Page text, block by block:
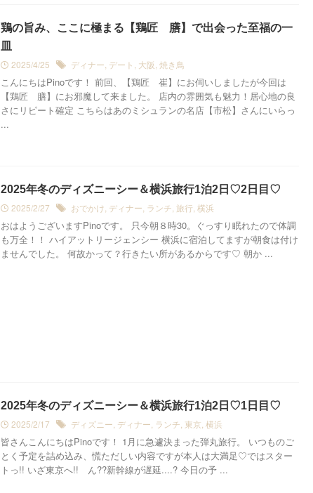
鶏の旨み、ここに極まる【鶏匠 膳】で出会った至福の一
皿
2025/4/25
ディナー, デート , 大阪, 焼き鳥
こんにちはPinoです！ 前回、【鶏匠 崔】にお伺いしましたが今回は
【鶏匠 膳】にお邪魔して来ました。 店内の雰囲気も魅力！居心地の良
さにリピート確定 こちらはあのミシュランの名店【市松】さんにいらっ
...
2025年冬のディズニーシー＆横浜旅行1泊2日♡2日目♡
2025/2/27
おでかけ ディナー ランチ 旅行 横浜
おはようございますPinoです。 只今朝８時30。ぐっすり眠れたので体調
も万全！！ ハイアットリージェンシー 横浜に宿泊してますが朝食は付け
ませんでした。 何故かって？行きたい所があるからです♡ 朝か ...
2025年冬のディズニーシー＆横浜旅行1泊2日♡1日目♡
2025/2/17
ディズニー ディナー ランチ 東京 横浜
皆さんこんにちはPinoです！ 1月に急遽決まった弾丸旅行。 いつものご
とく予定を詰め込み、慌ただしい内容ですが本人は大満足♡ではスター
トっ!! いざ東京へ!! ん??新幹線が遅延....? 今日の予 ...